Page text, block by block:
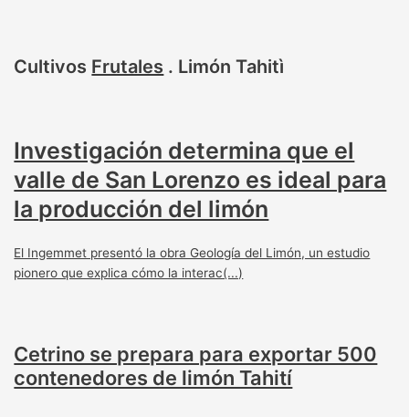
Cultivos Frutales . Limón Tahitì
Investigación determina que el
valle de San Lorenzo es ideal para
la producción del limón
El Ingemmet presentó la obra Geología del Limón, un estudio
pionero que explica cómo la interac(...)
Cetrino se prepara para exportar 500
contenedores de limón Tahití